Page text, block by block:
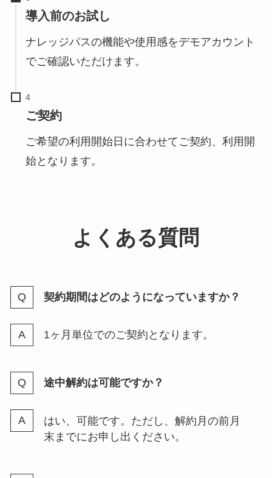
導入前のお試し
ナレッジパスの機能や使用感をデモアカウント
でご確認いただけます。
ご契約
ご希望の利用開始日に合わせてご契約、利用開
始となります。
よくある質問
契約期間はどのようになっていますか？
1ヶ月単位でのご契約となります。
途中解約は可能ですか？
はい、可能です。ただし、解約月の前月
末までにお申し出ください。